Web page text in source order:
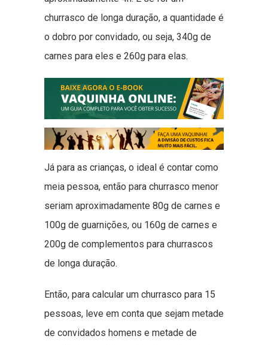
churrasco de longa duração, a quantidade é
o dobro por convidado, ou seja, 340g de
carnes para eles e 260g para elas.
Já para as crianças, o ideal é contar como
meia pessoa, então para churrasco menor
seriam aproximadamente 80g de carnes e
100g de guarnições, ou 160g de carnes e
200g de complementos para churrascos
de longa duração.
Então, para calcular um churrasco para 15
pessoas, leve em conta que sejam metade
de convidados homens e metade de